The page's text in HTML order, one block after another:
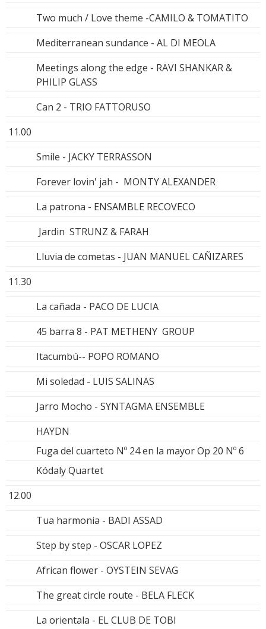
Two much / Love theme -CAMILO & TOMATITO
Mediterranean sundance - AL DI MEOLA
Meetings along the edge - RAVI SHANKAR &
PHILIP GLASS
Can 2 - TRIO FATTORUSO
11.00
Smile - JACKY TERRASSON
Forever lovin' jah - MONTY ALEXANDER
La patrona - ENSAMBLE RECOVECO
Jardin STRUNZ & FARAH
Lluvia de cometas - JUAN MANUEL CAÑIZARES
11.30
La cañada - PACO DE LUCIA
45 barra 8 - PAT METHENY GROUP
Itacumbú-- POPO ROMANO
Mi soledad - LUIS SALINAS
Jarro Mocho - SYNTAGMA ENSEMBLE
HAYDN
Fuga del cuarteto Nº 24 en la mayor Op 20 Nº 6
Kódaly Quartet
12.00
Tua harmonia - BADI ASSAD
Step by step - OSCAR LOPEZ
African flower - OYSTEIN SEVAG
The great circle route - BELA FLECK
La orientala - EL CLUB DE TOBI